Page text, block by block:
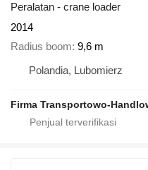
Peralatan - crane loader
2014
Radius boom 9,6 m
Polandia, Lubomierz
Firma Transportowo-